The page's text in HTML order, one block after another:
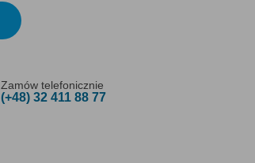
Zamów telefonicznie
(+48) 32 411 88 77